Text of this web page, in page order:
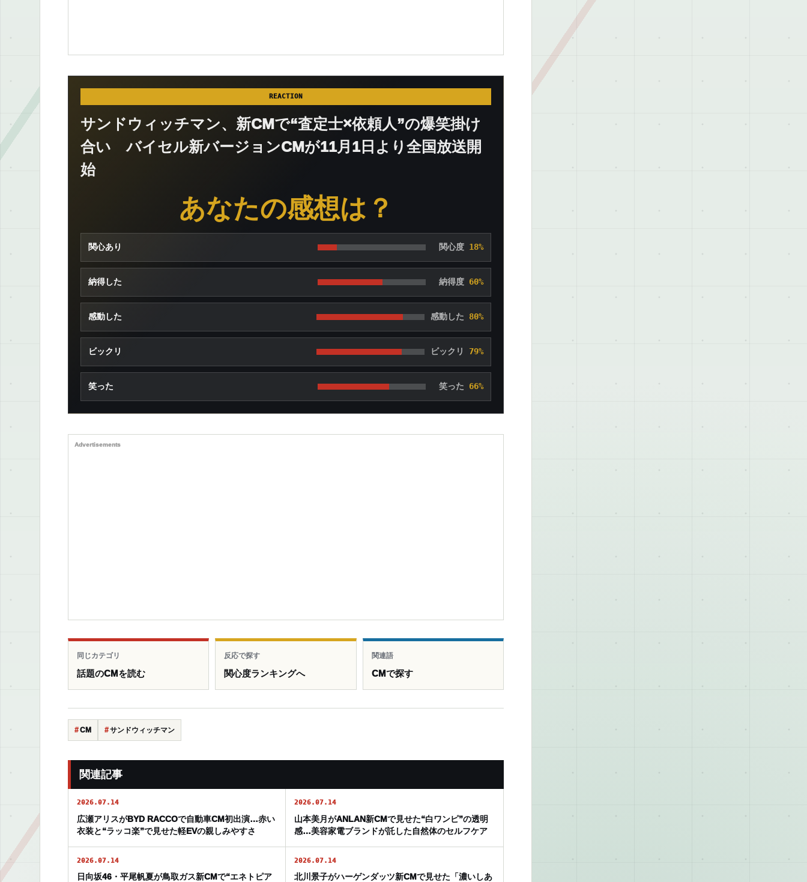
REACTION
サンドウィッチマン、新CMで“査定士×依頼人”の爆笑掛け
合い バイセル新バージョンCMが11月1日より全国放送開
始
あなたの感想は？
関心あり 関心度 18%
納得した 納得度 60%
感動した 感動した 80%
ビックリ ビックリ 79%
笑った 笑った 66%
Advertisements
同じカテゴリ
話題のCMを読む
反応で探す
関心度ランキングへ
関連語
CMで探す
CM サンドウィッチマン
関連記事
2026.07.14
広瀬アリスがBYD RACCOで自動車CM初出演…赤い
衣装と“ラッコ楽”で見せた軽EVの親しみやすさ
2026.07.14
山本美月がANLAN新CMで見せた“白ワンピ”の透明
感…美容家電ブランドが託した自然体のセルフケア
2026.07.14
日向坂46・平尾帆夏が鳥取ガス新CMで“エネトピア
2026.07.14
北川景子がハーゲンダッツ新CMで見せた「濃いしあ